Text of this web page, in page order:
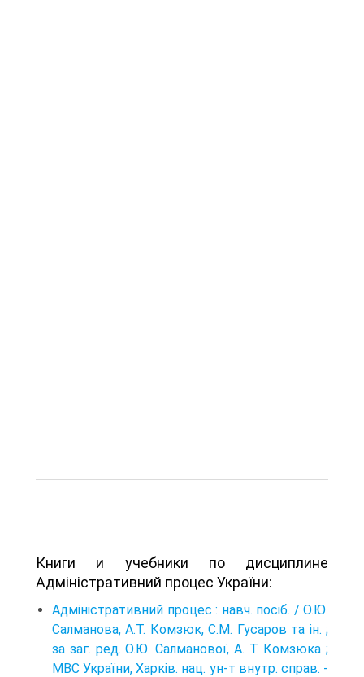
Книги и учебники по дисциплине
Адміністративний процес України:
Адміністративний процес : навч. посіб. / О.Ю.
Салманова, А.Т. Комзюк, С.М. Гусаров та ін. ;
за заг. ред. О.Ю. Салманової, А. Т. Комзюка ;
МВС України, Харків. нац. ун-т внутр. справ. -